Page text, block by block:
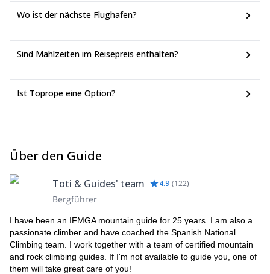
Wo ist der nächste Flughafen?
Sind Mahlzeiten im Reisepreis enthalten?
Ist Toprope eine Option?
Über den Guide
Toti & Guides' team 4.9 (122)
Bergführer
I have been an IFMGA mountain guide for 25 years. I am also a
passionate climber and have coached the Spanish National
Climbing team. I work together with a team of certified mountain
and rock climbing guides. If I'm not available to guide you, one of
them will take great care of you!